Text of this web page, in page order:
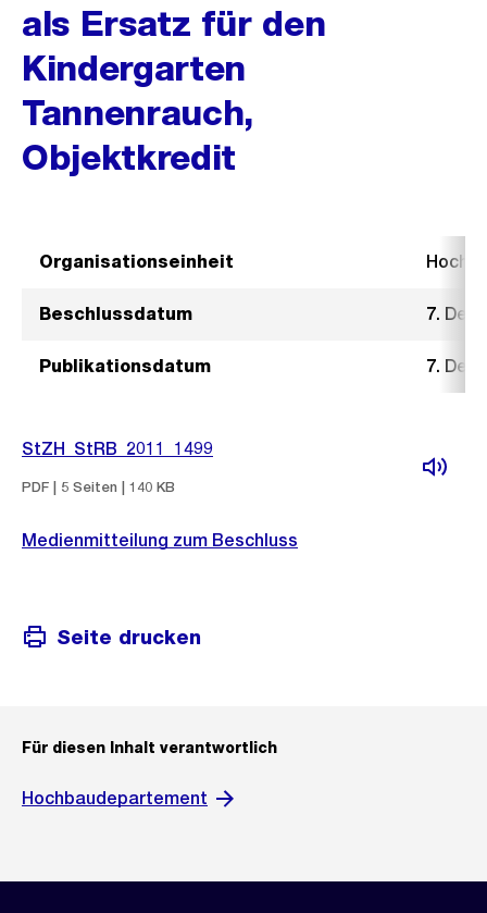
als Ersatz für den
Kindergarten
Tannenrauch,
Objektkredit
Organisationseinheit
Beschlussdatum 7.
Publikationsdatum 7.
StZH_StRB_2011_1499
PDF | 5 Seiten | 140 KB
Medienmitteilung zum Beschluss
Seite drucken
Für diesen Inhalt verantwortlich
Hochbaudepartement